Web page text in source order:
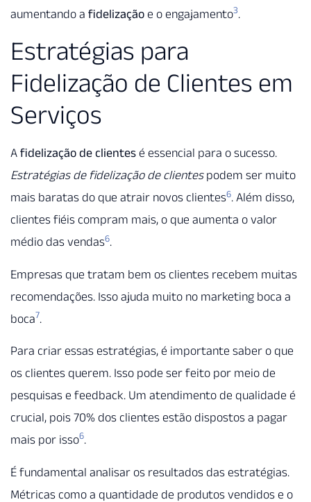
aumentando a fidelização e o engajamento3.
Estratégias para
Fidelização de Clientes em
Serviços
A fidelização de clientes é essencial para o sucesso.
Estratégias de fidelização de clientespodem ser muito
mais baratas do que atrair novos clientes6. Além disso,
clientes fiéis compram mais, o que aumenta o valor
médio das vendas6.
Empresas que tratam bem os clientes recebem muitas
recomendações. Isso ajuda muito no marketing boca a
boca7.
Para criar essas estratégias, é importante saber o que
os clientes querem. Isso pode ser feito por meio de
pesquisas e feedback. Um atendimento de qualidade é
crucial, pois 70% dos clientes estão dispostos a pagar
mais por isso6.
É fundamental analisar os resultados das estratégias.
Métricas como a quantidade de produtos vendidos e o